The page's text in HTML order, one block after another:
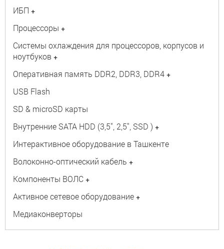
ИБП +
Процессоры +
Системы охлаждения для процессоров, корпусов и
ноутбуков +
Оперативная память DDR2, DDR3, DDR4 +
USB Flash
SD & microSD карты
Внутренние SATA HDD (3,5", 2,5", SSD ) +
Интерактивное оборудование в Ташкенте
Волоконно-оптический кабель +
Компоненты ВОЛС +
Активное сетевое оборудование +
Медиаконверторы